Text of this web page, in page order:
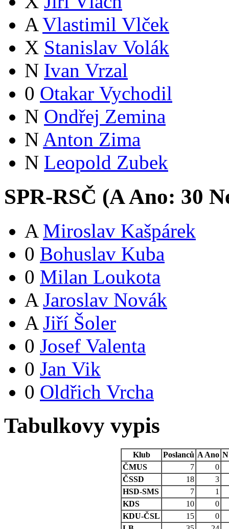
A Vlastimil Vlček
X Stanislav Volák
N Ivan Vrzal
0 Otakar Vychodil
N Ondřej Zemina
N Anton Zima
N Leopold Zubek
SPR-RSČ (AAno: 30
A Miroslav Kašpárek
0 Bohuslav Kuba
0 Milan Loukota
A Jaroslav Novák
A Jiří Šoler
0 Josef Valenta
0 Jan Vik
0 Oldřich Vrcha
Tabulkovy vypis
Klub Poslanců A Ano N
ČMUS
7
0
ČSSD
18
3
HSD-SMS
7
1
KDS
10
0
KDU-ČSL
15
0